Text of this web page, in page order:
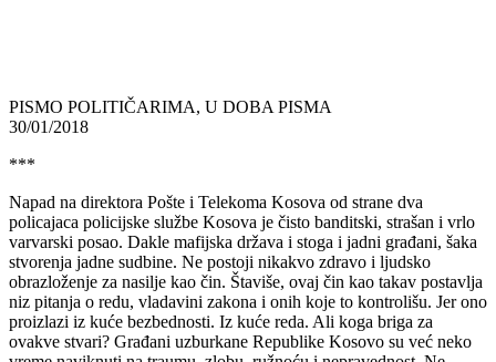
PISMO POLITIČARIMA, U DOBA PISMA
30/01/2018
***
Napad na direktora Pošte i Telekoma Kosova od strane dva
policajaca policijske službe Kosova je čisto banditski, strašan i vrlo
varvarski posao. Dakle mafijska država i stoga i jadni građani, šaka
stvorenja jadne sudbine. Ne postoji nikakvo zdravo i ljudsko
obrazloženje za nasilje kao čin. Štaviše, ovaj čin kao takav postavlja
niz pitanja o redu, vladavini zakona i onih koje to kontrolišu. Jer ono
proizlazi iz kuće bezbednosti. Iz kuće reda. Ali koga briga za
ovakve stvari? Građani uzburkane Republike Kosovo su već neko